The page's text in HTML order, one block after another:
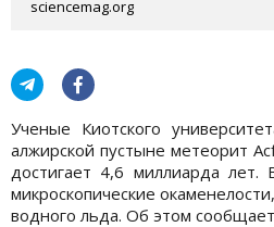
sciencemag.org
Ученые Киотского
алжирской пустыне метеорит
достигает 4,6 миллиарда
микроскопические
водного льда. Об этом